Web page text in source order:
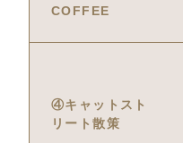
COFFEE
④キャットスト
リート散策